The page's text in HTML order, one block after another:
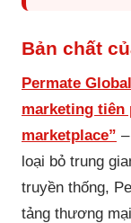
Bản chất
Permate
marketing tiên
marketplace”
loại bỏ trung
truyền thống,
tảng thương